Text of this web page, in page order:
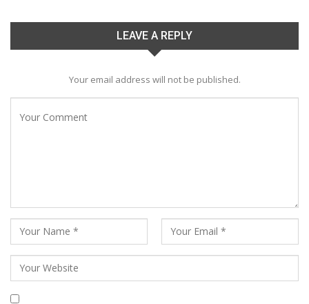
LEAVE A REPLY
Your email address will not be published.